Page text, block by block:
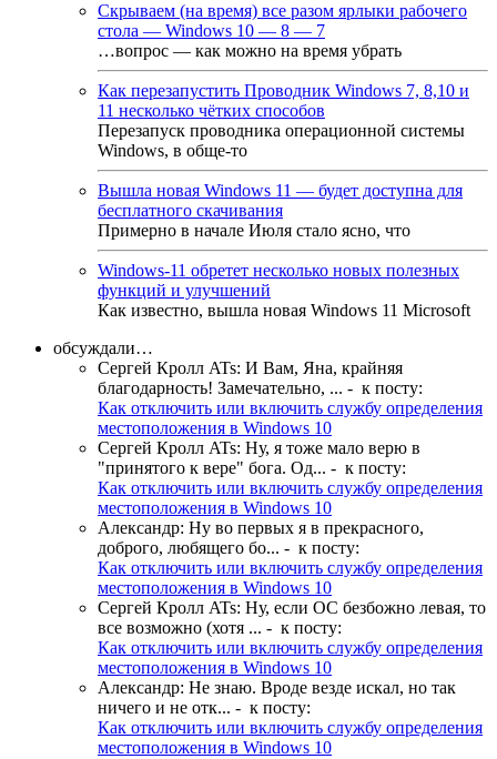
Скрываем (на время) все разом ярлыки рабочего
стола — Windows 10 — 8 — 7
…вопрос — как можно на время убрать
Как перезапустить Проводник Windows 7, 8,10 и
11 несколько чётких способов
Перезапуск проводника операционной системы
Windows, в обще-то
Вышла новая Windows 11 — будет доступна для
бесплатного скачивания
Примерно в начале Июля стало ясно, что
Windows-11 обретет несколько новых полезных
функций и улучшений
Как известно, вышла новая Windows 11 Microsoft
обсуждали…
Сергей Кролл ATs: И Вам, Яна, крайняя
благодарность! Замечательно, ... - к посту:
Как отключить или включить службу определения
местоположения в Windows 10
Сергей Кролл ATs: Ну, я тоже мало верю в
"принятого к вере" бога. Од... - к посту:
Как отключить или включить службу определения
местоположения в Windows 10
Александр: Ну во первых я в прекрасного,
доброго, любящего бо... - к посту:
Как отключить или включить службу определения
местоположения в Windows 10
Сергей Кролл ATs: Ну, если ОС безбожно левая, то
все возможно (хотя ... - к посту:
Как отключить или включить службу определения
местоположения в Windows 10
Александр: Не знаю. Вроде везде искал, но так
ничего и не отк... - к посту:
Как отключить или включить службу определения
местоположения в Windows 10